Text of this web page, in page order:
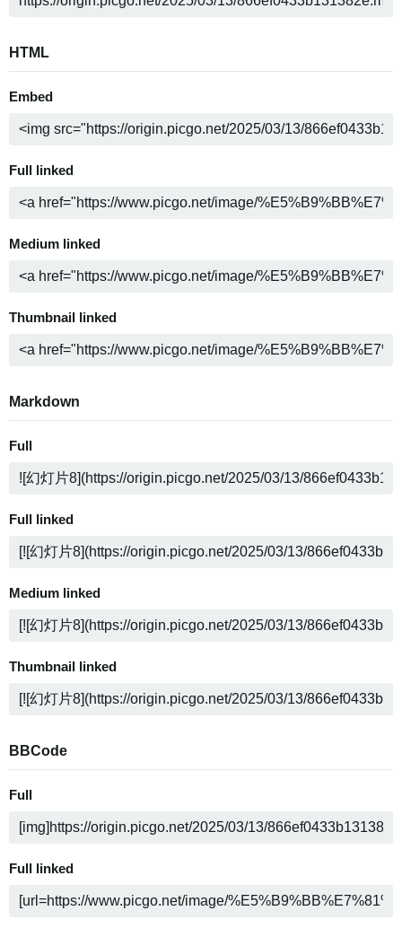
HTML
Embed
Full linked
Medium linked
Thumbnail linked
Markdown
Full
Full linked
Medium linked
Thumbnail linked
BBCode
Full
Full linked